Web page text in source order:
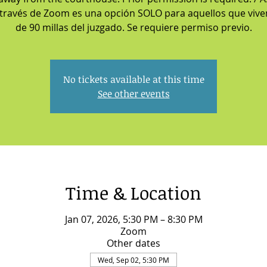
de Zoom es una opción SOLO para aquellos que
de 90 millas del juzgado. Se requiere permiso previo.
No tickets available at this time
See other events
Time & Location
Jan 07, 2026, 5:30 PM – 8:30 PM
Zoom
Other dates
Wed, Sep 02, 5:30 PM